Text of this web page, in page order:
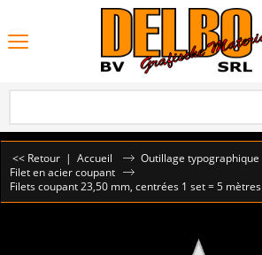
<< Retour | Accueil
Outillage typographique
Filet en acier coupant
Filets coupant 23,50 mm, centrées 1 set = 5 mètres